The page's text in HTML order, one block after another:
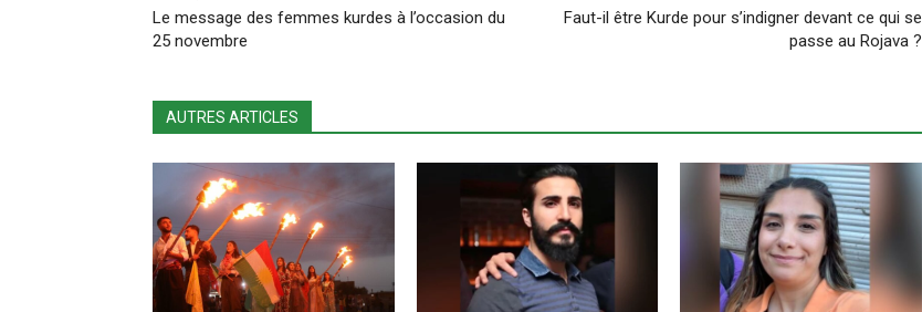
Le message des femmes kurdes à l’occasion du
25 novembre
Faut-il être Kurde pour s’indigner devant ce qui se
passe au Rojava ?
AUTRES ARTICLES